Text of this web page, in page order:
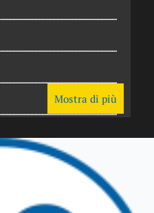
Mostra di più